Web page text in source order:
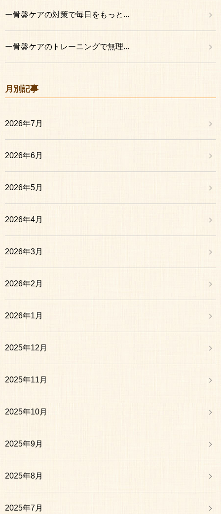
ー骨盤ケアの対策で毎日をもっと...
ー骨盤ケアのトレーニングで無理...
月別記事
2026年7月
2026年6月
2026年5月
2026年4月
2026年3月
2026年2月
2026年1月
2025年12月
2025年11月
2025年10月
2025年9月
2025年8月
2025年7月